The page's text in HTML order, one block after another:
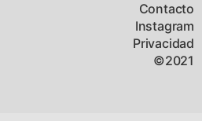
Contacto
Instagram
Privacidad
©2021